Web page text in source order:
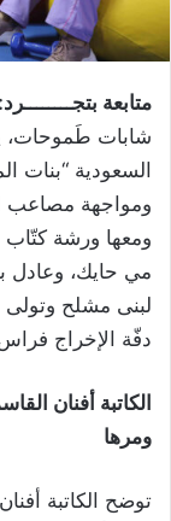
متابعة بتجــــــــرد:
شابات طَموحات،
ومواجهة مصاعب
ومعها ورشة
مي حايك، وعادل
لبنى مشلح وتولى
دفّة الإخراج
الكاتبة أفنان
ومرها
توضح الكاتبة